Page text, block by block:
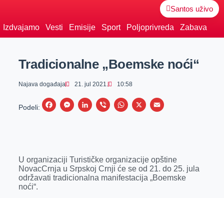
Santos uživo
Izdvajamo Vesti Emisije Sport Poljoprivreda Zabava
Tradicionalne „Boemske noći“
Najava događaja 21. jul 2021. 10:58
Podeli:
F
b
o
M
e
n
L
e
d
V
r
W
s
A
X
E
l
U organizaciji Turističke organizacije opštine
NovacCrnja u Srpskoj Crnji će se od 21. do 25. jula
održavati tradicionalna manifestacija „Boemske
noći“.